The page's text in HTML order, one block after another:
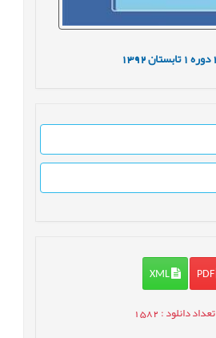
دوره1 تابستان1392
XML
تعداد دانلود: 1582